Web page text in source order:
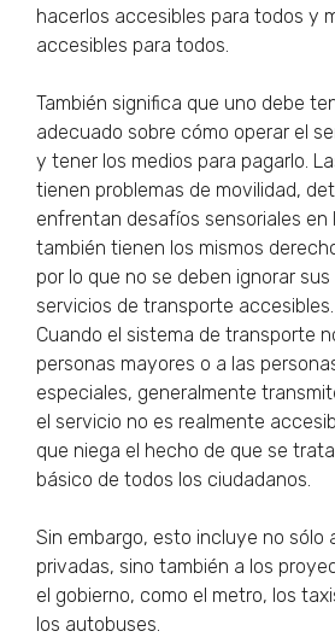
hacerlos accesibles para todos y
accesibles para todos.
También significa que uno debe
adecuado sobre cómo operar el
y tener los medios para pagarlo.
tienen problemas de movilidad,
enfrentan desafíos sensoriales en
también tienen los mismos
por lo que no se deben ignorar
servicios de transporte accesibles.
Cuando el sistema de transporte
personas mayores o a las
especiales, generalmente
el servicio no es realmente
que niega el hecho de que se
básico de todos los ciudadanos.
Sin embargo, esto incluye no sólo
privadas, sino también a los
el gobierno, como el metro, los
los autobuses.